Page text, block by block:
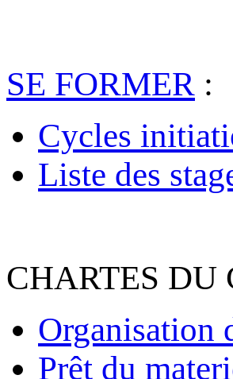
SE FORMER :
Cycles
Liste des
CHARTES DU
Organisation
Prêt du